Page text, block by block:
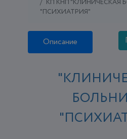
КП КНП "КЛИНИЧЕСКАЯ
"ПСИХИАТРИЯ"
Описание